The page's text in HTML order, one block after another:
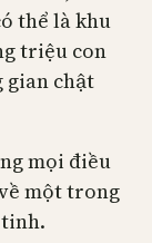
thể là khu
triệu con
gian chật
mọi điều
một trong